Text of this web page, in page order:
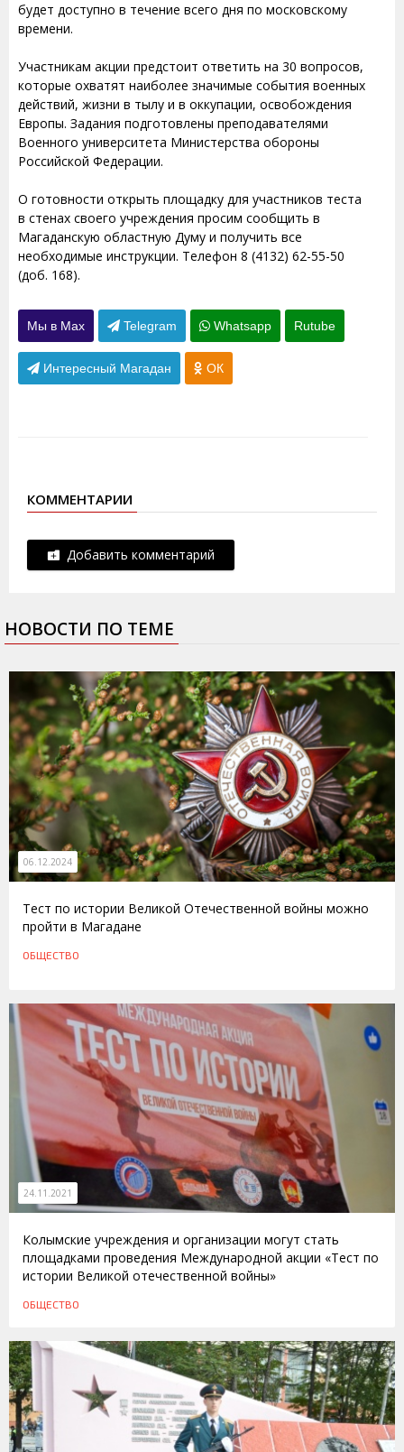
будет доступно в течение всего дня по московскому
времени.
Участникам акции предстоит ответить на 30 вопросов,
которые охватят наиболее значимые события военных
действий, жизни в тылу и в оккупации, освобождения
Европы. Задания подготовлены преподавателями
Военного университета Министерства обороны
Российской Федерации.
О готовности открыть площадку для участников теста
в стенах своего учреждения просим сообщить в
Магаданскую областную Думу и получить все
необходимые инструкции. Телефон 8 (4132) 62-55-50
(доб. 168).
Мы в Max Telegram Whatsapp Rutube
Интересный Магадан ОК
КОММЕНТАРИИ
Добавить комментарий
НОВОСТИ ПО ТЕМЕ
06.12.2024
Тест по истории Великой Отечественной войны можно
пройти в Магадане
ОБЩЕСТВО
24.11.2021
Колымские учреждения и организации могут стать
площадками проведения Международной акции «Тест по
истории Великой отечественной войны»
ОБЩЕСТВО